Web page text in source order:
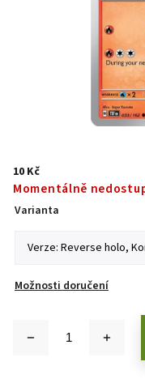
10 Kč
Momentálně
Varianta
Možnosti doručení